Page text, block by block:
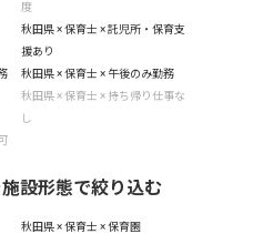
度
秋田県 × 保育士 × 託児所・保育支
援あり
秋田県 × 保育士 × 午後のみ勤務
秋田県 × 保育士 × 持ち帰り仕事な
し
設形態で絞り込む
秋田県 × 保育士 × 保育園